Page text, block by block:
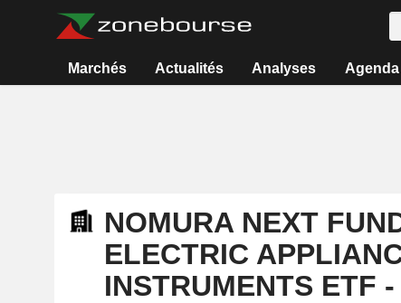
Marchés Actualités Analyses Agenda
NOMURA NEXT
ELECTRIC
INSTRUMENTS ETF